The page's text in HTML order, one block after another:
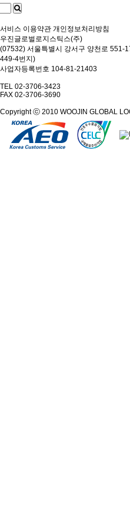
서비스 이용약관 개인정보처리방침
우진글로벌로지스틱스(주)
(07532) 서울특별시 강서구 양천로 551-
449-4번지)
사업자등록번호 104-81-21403
TEL 02-3706-3423
FAX 02-3706-3690
Copyright ⓒ 2010 WOOJIN GLOBAL